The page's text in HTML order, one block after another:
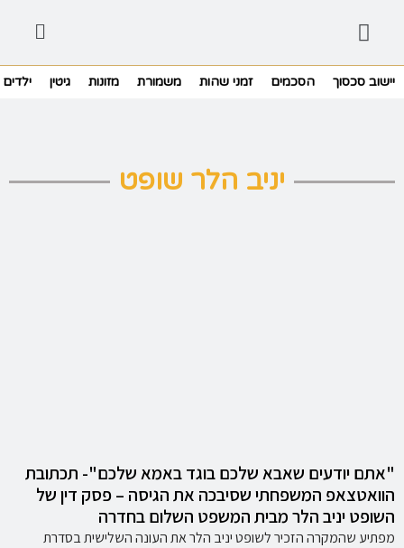
יישוב סכסוך הסכמים זמני שהות משמורת מזונות גיטין ילדים
יניב הלר שופט
"אתם יודעים שאבא שלכם בוגד באמא שלכם"- תכתובת
הוואטצאפ המשפחתי שסיבכה את הגיסה – פסק דין של
השופט יניב הלר מבית המשפט השלום בחדרה
מפתיע שהמקרה הזכיר לשופט יניב הלר את העונה השלישית בסדרת